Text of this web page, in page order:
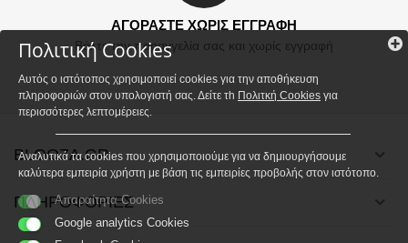
ΑΓΟΡΑΣΤΕ ΧΩΡΙΣ ΕΓΓΡΑΦΗ
Βάλτε την παραγγελία σας και χωρίς εγγραφή
BLOOZA.GR
ΠΛΗΡΟΦΟΡΙΕΣ
Πολιτική Cookies
Αυτός ο ιστότοπος χρησιμοποιεί cookies για την αποθήκευση
πληροφοριών στον υπολογιστή σας. Δείτε τh Πολιτκή Cookies για
περισσότερες λεπτομέρειες.
Αναλυτικά τα cookies που χρησιμοποιούμε για να δημιουργήσουμε
καλύτερα εμπειρία χρήστη με βάση τις εμπειρίες προβολής στον ιστότοπο.
Απαραίτητα Cookies
Google analytics Cookies